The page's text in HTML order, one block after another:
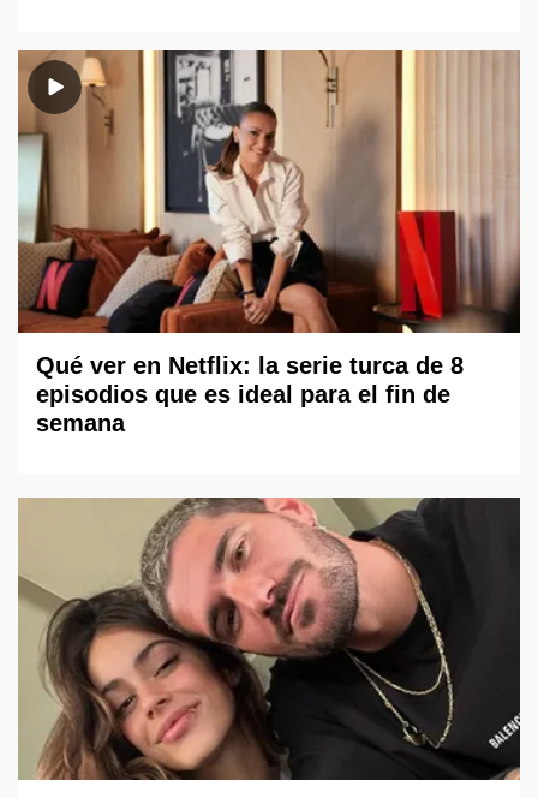
Qué ver en Netflix: la serie turca de 8
episodios que es ideal para el fin de
semana